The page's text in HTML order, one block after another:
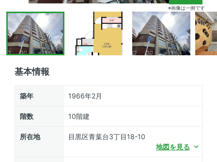
基本情報
築年 1966年2月
階数 10階建
所在地
目黒区青葉台3丁目18-10
地図を見る
※画像は一例です